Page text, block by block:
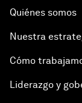
Quiénes somos
Nuestra
Cómo
Liderazgo y